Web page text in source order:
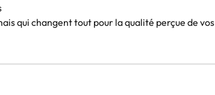
qui changent tout pour la qualité perçue de vos